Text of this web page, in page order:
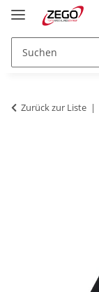
Zurück zur Liste